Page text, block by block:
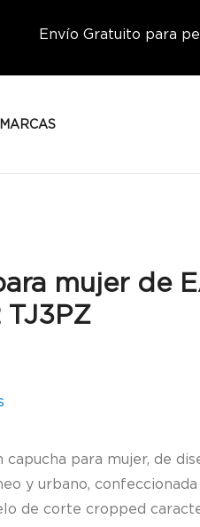
Envío Gratuito para
MARCAS
mujer de
TJ3PZ
capucha para mujer, de
y urbano,
de corte cropped